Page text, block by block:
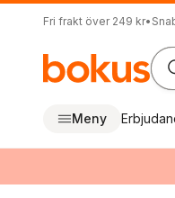
Fri frakt över 249 kr•
Meny